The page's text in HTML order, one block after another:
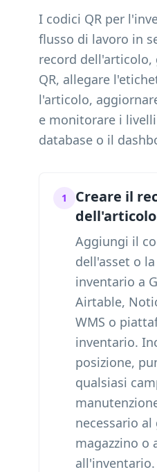
I codici QR per
flusso di lavoro in
record dell'articolo,
QR, allegare
l'articolo,
e monitorare i
database o il
1
Creare il
dell'articolo
Aggiungi il
dell'asset o
inventario a
Airtable,
WMS o
inventario.
posizione,
qualsiasi
necessario
magazzino o
all'inventario.